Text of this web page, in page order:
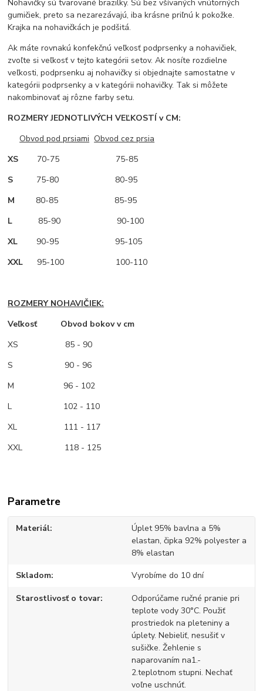
Nohavičky sú tvarované brazilky. Sú bez všívaných vnútorných
gumičiek, preto sa nezarezávajú, iba krásne priľnú k pokožke.
Krajka na nohavičkách je podšitá.
Ak máte rovnakú konfekčnú veľkosť podprsenky a nohavičiek,
zvoľte si veľkosť v tejto kategórii setov. Ak nosíte rozdielne
veľkosti, podprsenku aj nohavičky si objednajte samostatne v
kategórii podprsenky a v kategórii nohavičky. Tak si môžete
nakombinovať aj rôzne farby setu.
ROZMERY JEDNOTLIVÝCH VEĽKOSTÍ v CM:
Obvod pod prsiami Obvod cez prsia
XS 70-75 75-85
S 75-80 80-95
M 80-85 85-95
L 85-90 90-100
XL 90-95 95-105
XXL 95-100 100-110
ROZMERY NOHAVIČIEK:
Veľkosť Obvod bokov v cm
XS
85 - 90
S 90 - 96
M
96 - 102
L 102 - 110
XL 111 - 117
XXL 118 - 125
Parametre
Materiál
Úplet 95% bavlna a 5%
elastan, čipka 92% polyester a
8% elastan
Skladom Vyrobíme do 10 dní
Starostlivosť o tovar
Odporúčame ručné pranie pri
teplote vody 30°C. Použiť
prostriedok na pleteniny a
úplety. Nebieliť, nesušiť v
sušičke. Žehlenie s
naparovaním na1.-
2.teplotnom stupni. Nechať
voľne uschnúť.